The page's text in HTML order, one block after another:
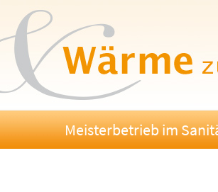
Meisterbetrieb im